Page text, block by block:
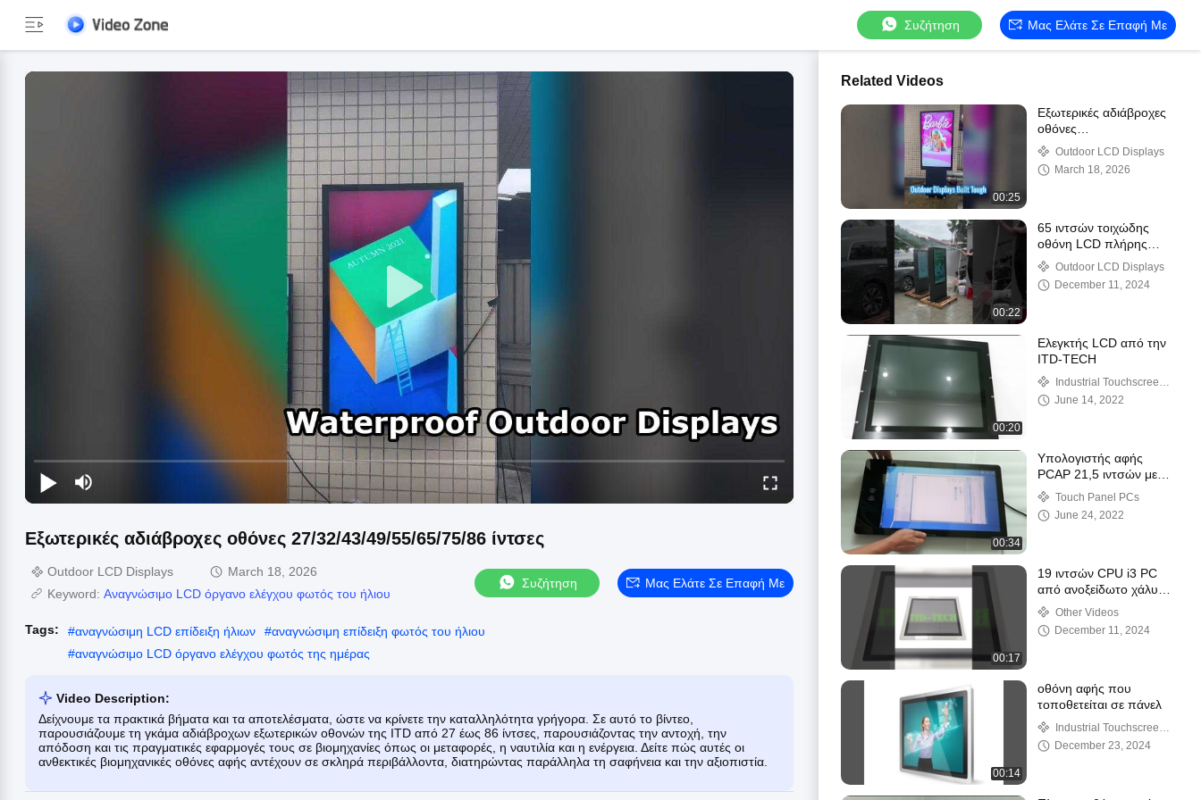
Συζήτηση Μας Ελάτε Σε Επαφή Με
Εξωτερικές αδιάβροχες οθόνες 27/32/43/49/55/65/75/86 ίντσες
Outdoor LCD Displays
March 18, 2026
Keyword: Αναγνώσιμο LCD όργανο ελέγχου φωτός του ήλιου
Συζήτηση Μας Ελάτε Σε Επαφή Με
Tags: #αναγνώσιμη LCD επίδειξη ήλιων #αναγνώσιμη επίδειξη φωτός του ήλιου
#αναγνώσιμο LCD όργανο ελέγχου φωτός της ημέρας
Video Description:
Δείχνουμε τα πρακτικά βήματα και τα αποτελέσματα, ώστε να κρίνετε την καταλληλότητα γρήγορα. Σε αυτό το βίντεο,
παρουσιάζουμε τη γκάμα αδιάβροχων εξωτερικών οθονών της ITD από 27 έως 86 ίντσες, παρουσιάζοντας την αντοχή, την
απόδοση και τις πραγματικές εφαρμογές τους σε βιομηχανίες όπως οι μεταφορές, η ναυτιλία και η ενέργεια. Δείτε πώς αυτές οι
ανθεκτικές βιομηχανικές οθόνες αφής αντέχουν σε σκληρά περιβάλλοντα, διατηρώντας παράλληλα τη σαφήνεια και την αξιοπιστία.
Related Videos
00:25
Εξωτερικές αδιάβροχες
οθόνες
27/32/43/49/55/65/75/86
ίντσες
Outdoor LCD Displays
March 18, 2026
00:22
65 ιντσών τοιχώδης
οθόνη LCD πλήρης
IP65 εξωτερική όλα τα
καιρικά
Outdoor LCD Displays
December 11, 2024
00:20
Ελεγκτής LCD από την
ITD-TECH
Industrial Touchscreen
LCD Monitors
June 14, 2022
00:34
Υπολογιστής αφής
PCAP 21,5 ιντσών με
πορτρέτο αναγνώστη
NFC RFID
Touch Panel PCs
June 24, 2022
00:17
19 ιντσών CPU i3 PC
από ανοξείδωτο χάλυβα
για την αυτοματοποίηση
της παραγωγής
τροφίμων και
Other Videos
December 11, 2024
00:14
οθόνη αφής που
τοποθετείται σε πάνελ
Industrial Touchscreen
LCD Monitors
December 23, 2024